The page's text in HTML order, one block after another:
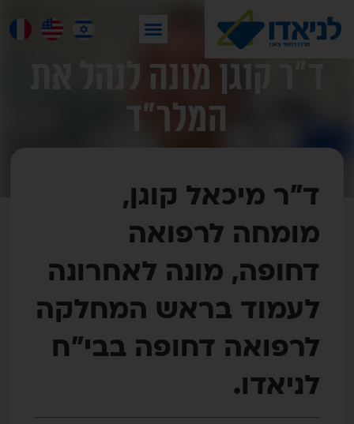
ד"ר קוגן מונה לנהל את
המלר"ד
ד"ר מיכאל קוגן,
מומחה לרפואה
דחופה, מונה לאחרונה
לעמוד בראש המחלקה
לרפואה דחופה בבי"ח
לניאדו.